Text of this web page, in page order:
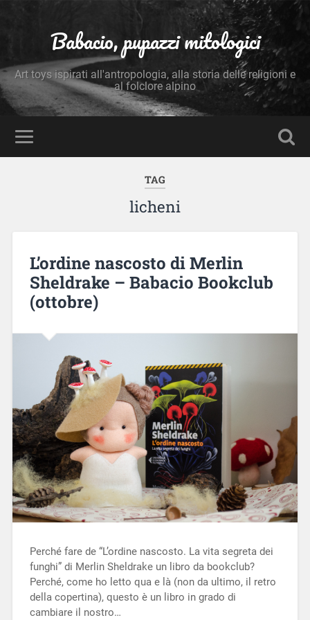
Babacio, pupazzi mitologici
Art toys ispirati all'antropologia, alla storia delle religioni e
al folclore alpino
TAG
licheni
L’ordine nascosto di Merlin
Sheldrake – Babacio Bookclub
(ottobre)
Perché fare de “L’ordine nascosto. La vita segreta dei
funghi” di Merlin Sheldrake un libro da bookclub?
Perché, come ho letto qua e là (non da ultimo, il retro
della copertina), questo è un libro in grado di
cambiare il nostro…